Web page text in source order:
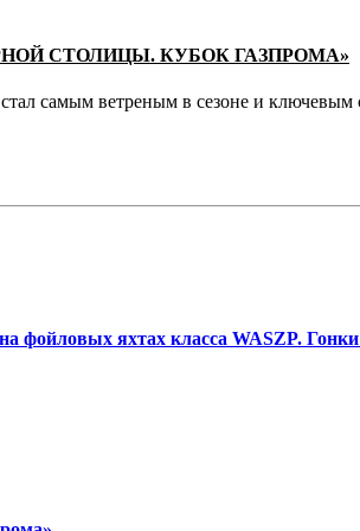
СТОЛИЦЫ. КУБОК ГАЗПРОМА»
самым ветреным в сезоне и ключевым
яхтах класса WASZP.